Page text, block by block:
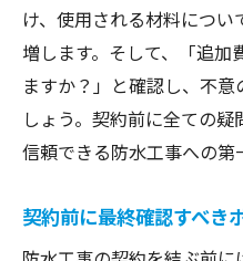
け、使用される材料につ
増します。そして、「追加
ますか？」と確認し、不
しょう。契約前に全ての疑
信頼できる防水工事への第
契約前に最終確認すべき